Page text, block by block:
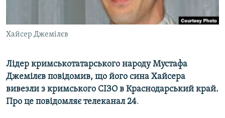
УКРАЇНСЬКА ПРОБЛЕМА КРИМУ
ІНФОГРАФІКА
ДОЛУЧАЙСЯ!
Усі сайти RFE/RL
Хайсер Джемілєв
Лідер кримськотатарського народу Мустафа
Джемілєв повідомив, що його сина Хайсера
вивезли з кримського СІЗО в Краснодарський край.
Про це повідомляє телеканал 24.